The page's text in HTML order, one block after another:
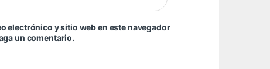
electrónico y sitio web en este navegador
un comentario.